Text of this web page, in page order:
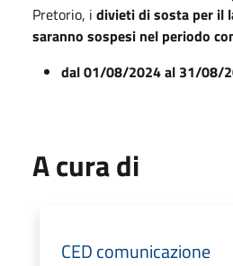
Pretorio, i divieti di sosta per il
saranno sospesi nel periodo
dal 01/08/2024 al 31/08/
A cura di
CED comunicazione